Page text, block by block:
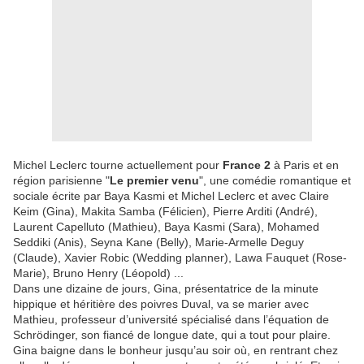
Michel Leclerc tourne actuellement pour France 2 à Paris et en
région parisienne "Le premier venu", une comédie romantique et
sociale écrite par Baya Kasmi et Michel Leclerc et avec Claire
Keim (Gina), Makita Samba (Félicien), Pierre Arditi (André),
Laurent Capelluto (Mathieu), Baya Kasmi (Sara), Mohamed
Seddiki (Anis), Seyna Kane (Belly), Marie-Armelle Deguy
(Claude), Xavier Robic (Wedding planner), Lawa Fauquet (Rose-
Marie), Bruno Henry (Léopold) ...
Dans une dizaine de jours, Gina, présentatrice de la minute
hippique et héritière des poivres Duval, va se marier avec
Mathieu, professeur d’université spécialisé dans l’équation de
Schrödinger, son fiancé de longue date, qui a tout pour plaire.
Gina baigne dans le bonheur jusqu’au soir où, en rentrant chez